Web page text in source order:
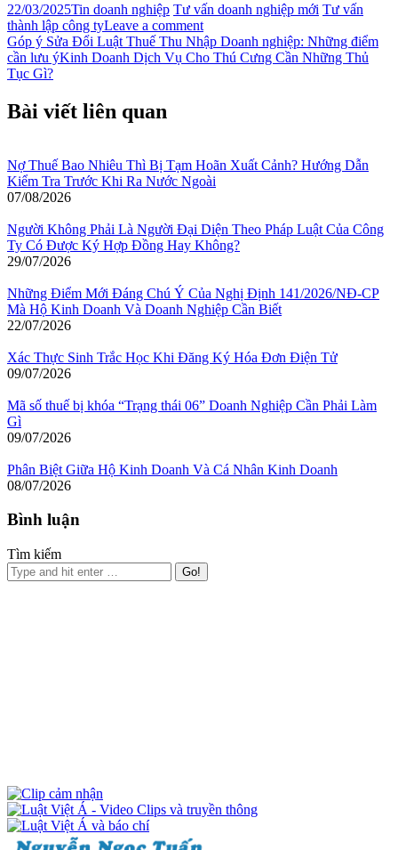
22/03/2025Tin doanh nghiệp Tư vấn doanh nghiệp mới Tư vấn
thành lập công tyLeave a comment
Góp ý Sửa Đổi Luật Thuế Thu Nhập Doanh nghiệp: Những điểm
cần lưu ýKinh Doanh Dịch Vụ Cho Thú Cưng Cần Những Thủ
Tục Gì?
Bài viết liên quan
Nợ Thuế Bao Nhiêu Thì Bị Tạm Hoãn Xuất Cảnh? Hướng Dẫn
Kiểm Tra Trước Khi Ra Nước Ngoài
07/08/2026
Người Không Phải Là Người Đại Diện Theo Pháp Luật Của Công
Ty Có Được Ký Hợp Đồng Hay Không?
29/07/2026
Những Điểm Mới Đáng Chú Ý Của Nghị Định 141/2026/NĐ-CP
Mà Hộ Kinh Doanh Và Doanh Nghiệp Cần Biết
22/07/2026
Xác Thực Sinh Trắc Học Khi Đăng Ký Hóa Đơn Điện Tử
09/07/2026
Mã số thuế bị khóa “Trạng thái 06” Doanh Nghiệp Cần Phải Làm
Gì
09/07/2026
Phân Biệt Giữa Hộ Kinh Doanh Và Cá Nhân Kinh Doanh
08/07/2026
Bình luận
Tìm kiếm